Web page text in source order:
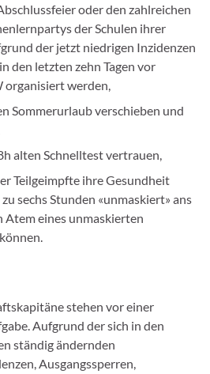
oder den zahlreichen
der Schulen ihrer
der jetzt niedrigen Inzidenzen
den letzten zehn Tagen vor
organisiert werden,
Sommerurlaub verschieben und
alten Schnelltest vertrauen,
Teilgeimpfte ihre Gesundheit
sechs Stunden «unmaskiert» ans
Atem eines unmaskierten
stehen vor einer
Aufgrund der sich in den
ständig ändernden
Ausgangssperren,